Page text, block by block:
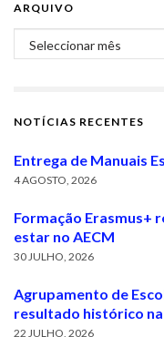
ARQUIVO
Arquivo
NOTÍCIAS RECENTES
Entrega de Manuais
4 AGOSTO, 2026
Formação Erasmus+
estar no AECM
30 JULHO, 2026
Agrupamento de
resultado histórico na
22 JULHO, 2026